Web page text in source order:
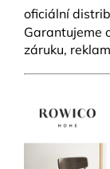
oficiální
Garantujeme
záruku,